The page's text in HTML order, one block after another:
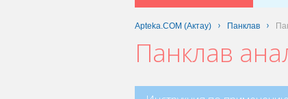
Apteka.COM (Актау) Панклав
Панклав